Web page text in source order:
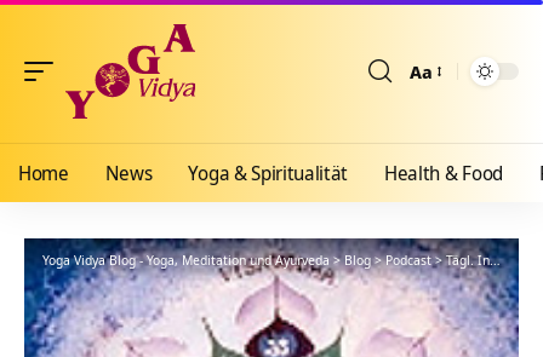
Aa
Home News Yoga & Spiritualität Health & Food
Yoga Vidya Blog - Yoga, Meditation und Ayurveda>Blog>Podcast>Tägl. Inspiration